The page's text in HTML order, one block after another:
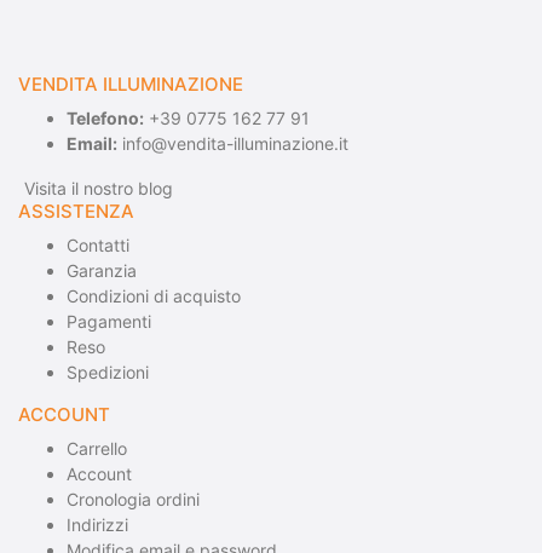
VENDITA ILLUMINAZIONE
Telefono: +39 0775 162 77 91
Email: info@vendita-illuminazione.it
Visita il nostro blog
ASSISTENZA
Contatti
Garanzia
Condizioni di acquisto
Pagamenti
Reso
Spedizioni
ACCOUNT
Carrello
Account
Cronologia ordini
Indirizzi